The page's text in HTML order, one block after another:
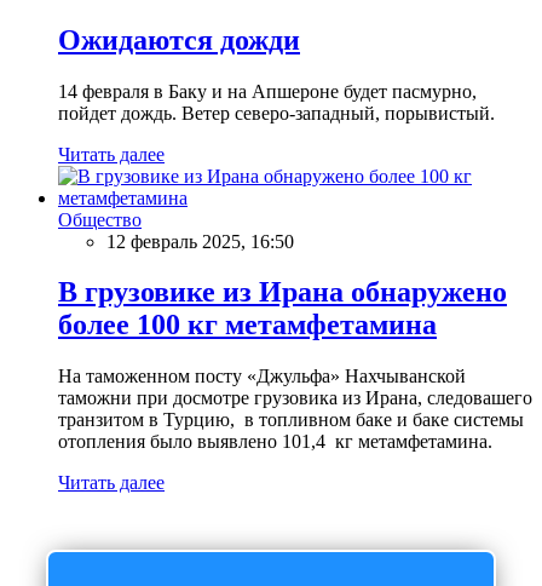
Ожидаются дожди
14 февраля в Баку и на Апшероне будет пасмурно,
пойдет дождь. Ветер северо-западный, порывистый.
Читать далее
Общество
12 февраль 2025, 16:50
В грузовике из Ирана обнаружено
более 100 кг метамфетамина
На таможенном посту «Джульфа» Нахчыванской
таможни при досмотре грузовика из Ирана, следовашего
транзитом в Турцию, в топливном баке и баке системы
отопления было выявлено 101,4 кг метамфетамина.
Читать далее